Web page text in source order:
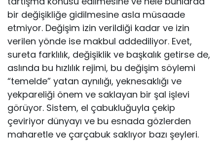
bir değişikliğe gidilmesine asla müsaade
etmiyor. Değişim izin verildiği kadar ve izin
verilen yönde ise makbul addediliyor. Evet,
sureta farklılık, değişiklik ve başkalık getirse de,
aslında bu hızlılık rejimi, bu değişim söylemi
“temelde” yatan aynılığı, yeknesaklığı ve
yekpareliği önem ve saklayan bir şal işlevi
görüyor. Sistem, el çabukluğuyla çekip
çeviriyor dünyayı ve bu esnada gözlerden
maharetle ve çarçabuk saklıyor bazı şeyleri.